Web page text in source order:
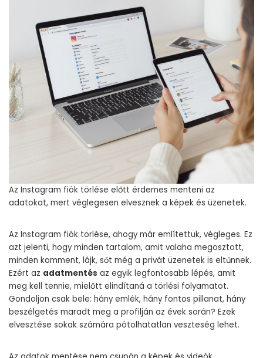
Az Instagram fiók törlése előtt érdemes menteni az
adatokat, mert véglegesen elvesznek a képek és üzenetek.
Az Instagram fiók törlése, ahogy már említettük, végleges. Ez
azt jelenti, hogy minden tartalom, amit valaha megosztott,
minden komment, lájk, sőt még a privát üzenetek is eltűnnek.
Ezért az adatmentés az egyik legfontosabb lépés, amit
meg kell tennie, mielőtt elindítaná a törlési folyamatot.
Gondoljon csak bele: hány emlék, hány fontos pillanat, hány
beszélgetés maradt meg a profilján az évek során? Ezek
elvesztése sokak számára pótolhatatlan veszteség lehet.